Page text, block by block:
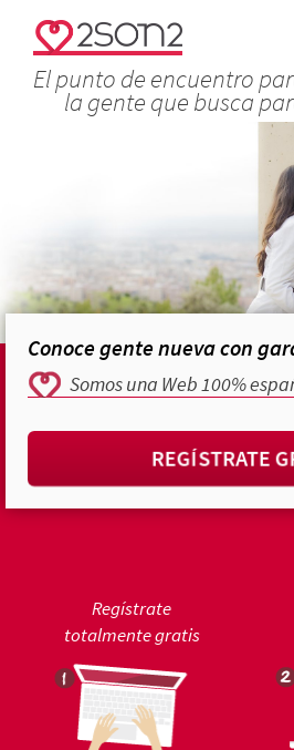
El punto de encuentro
la gente que busca
Conoce gente nueva con
Somos una Web 100%
REGÍSTRATE
Regístrate
totalmente gratis